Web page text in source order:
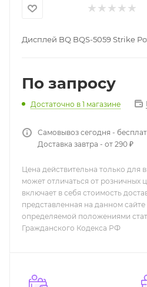
Дисплей BQ BQS-5059 Strike
По запросу
Достаточно в 1 магазине
Самовывоз сегодня -
Доставка завтра - от 290 ₽
Цена действительна только для
может отличаться от розничных
включает в себя стоимость
представленная на данном
определяемой положениями
Гражданского Кодекса РФ